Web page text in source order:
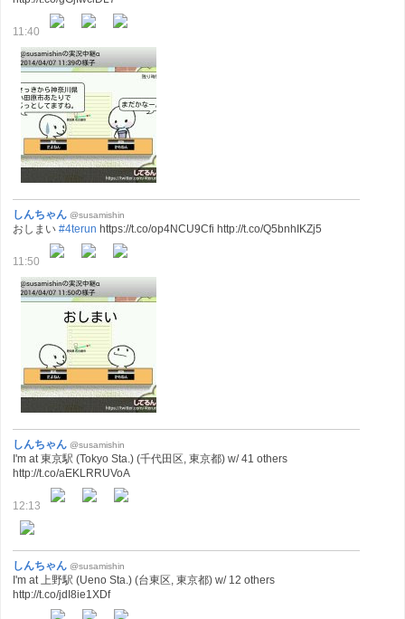
11:40
しんちゃん @susamishin
おしまい #4terun https://t.co/op4NCU9Cfi http://t.co/Q5bnhIKZj5
11:50
しんちゃん @susamishin
I'm at 東京駅 (Tokyo Sta.) (千代田区, 東京都) w/ 41 others
http://t.co/aEKLRRUVoA
12:13
しんちゃん @susamishin
I'm at 上野駅 (Ueno Sta.) (台東区, 東京都) w/ 12 others
http://t.co/jdI8ie1XDf